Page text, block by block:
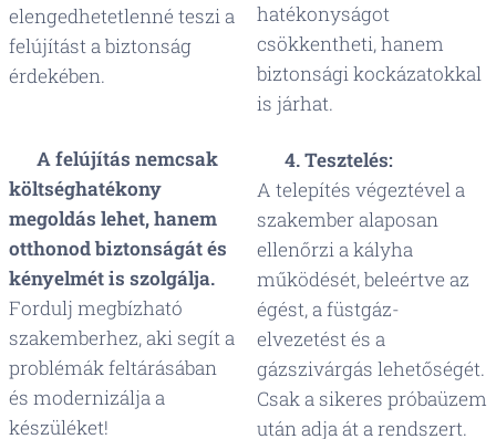
elengedhetetlenné teszi a
felújítást a biztonság
érdekében.
A felújítás nemcsak
költséghatékony
megoldás lehet, hanem
otthonod biztonságát és
kényelmét is szolgálja.
Fordulj megbízható
szakemberhez, aki segít a
problémák feltárásában
és modernizálja a
készüléket! 😊
hatékonyságot
csökkentheti, hanem
biztonsági kockázatokkal
is járhat.
4. Tesztelés:
A telepítés végeztével a
szakember alaposan
ellenőrzi a kályha
működését, beleértve az
égést, a füstgáz-
elvezetést és a
gázszivárgás lehetőségét.
Csak a sikeres próbaüzem
után adja át a rendszert.